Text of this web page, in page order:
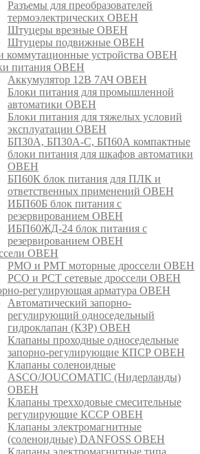
Разъемы для преобразователей
термоэлектрических ОВЕН
Штуцеры врезные ОВЕН
Штуцеры подвижные ОВЕН
коммутационные устройства ОВЕН
питания ОВЕН
Аккумулятор 12В 7АЧ ОВЕН
Блоки питания для промышленной
автоматики ОВЕН
Блоки питания для тяжелых условий
эксплуатации ОВЕН
БП30А, БП30А-С, БП60А компактные
блоки питания для шкафов автоматики
ОВЕН
БП60К блок питания для ПЛК и
ответственных применений ОВЕН
ИБП60Б блок питания с
резервированием ОВЕН
ИБП60ЖД-24 блок питания с
резервированием ОВЕН
ОВЕН
РМО и РМТ моторные дроссели ОВЕН
РСО и РСТ сетевые дроссели ОВЕН
регулирующая арматура ОВЕН
Автоматический запорно-
регулирующий односедельный
гидроклапан (КЗР) ОВЕН
Клапаны проходные односедельные
запорно-регулирующие КПСР ОВЕН
Клапаны соленоидные
ASCO/JOUCOMATIC (Нидерланды)
ОВЕН
Клапаны трехходовые смесительные
регулирующие КССР ОВЕН
Клапаны электромагнитные
(соленоидные) DANFOSS ОВЕН
Клапаны электромагнитные типа